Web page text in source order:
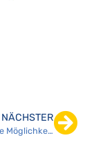
als
NÄCHSTER
Entdecken Sie die Möglichkeiten des Sportkarussells für Hagener Sportvereine